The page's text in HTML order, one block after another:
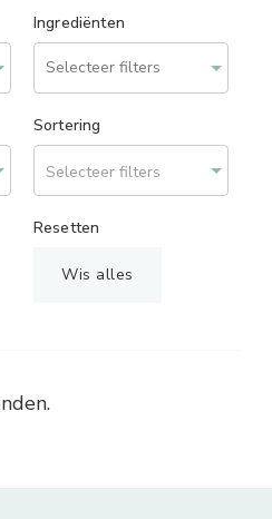
Ingrediënten
Sortering
Selecteer filters
Resetten
Wis alles